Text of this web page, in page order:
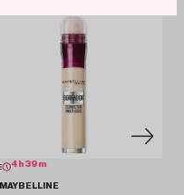
4 h 39 m
MAYBELLINE